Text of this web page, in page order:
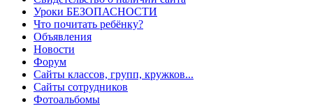
Уроки БЕЗОПАСНОСТИ
Что почитать ребёнку?
Объявления
Новости
Форум
Сайты классов, групп, кружков...
Сайты сотрудников
Фотоальбомы